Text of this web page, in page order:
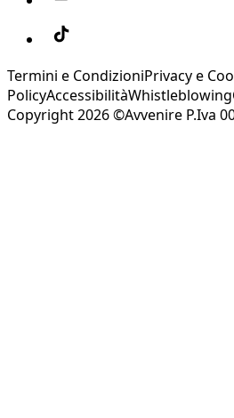
Termini e CondizioniPrivacy e
PolicyAccessibilitàWhistleblowing
Copyright 2026 ©Avvenire P.Iva